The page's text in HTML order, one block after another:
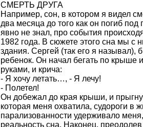
СМЕРТЬ ДРУГА
Например, сон, в котором я видел
два месяца до того как он погиб
явно не знал, про события
1982 года. В сюжете этого сна мы с
здания. Сергей (так его я называл),
ребенок. Он начал бегать по крыше
руками, и крича:
- Я хочу летать…, - Я лечу!
- Полетел!
Он добежал до края крыши, и
которая меня охватила, судороги в
парализованности удерживало
реальность сна. Наконец,